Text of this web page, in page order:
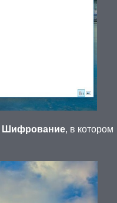
Шифрование, в котором